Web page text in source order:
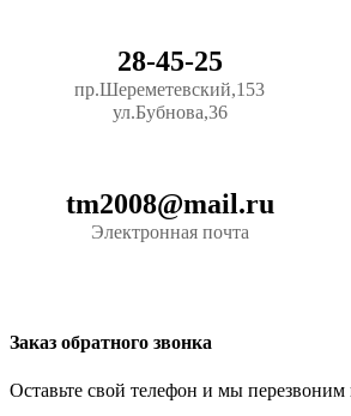
28-45-25
пр.Шереметевский,153
ул.Бубнова,36
tm2008@mail.ru
Электронная почта
Заказ обратного звонка
Оставьте свой телефон и мы перезвоним